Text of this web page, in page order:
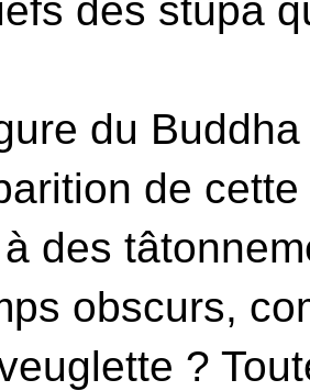
des stûpa
du
de
des
obscurs,
?